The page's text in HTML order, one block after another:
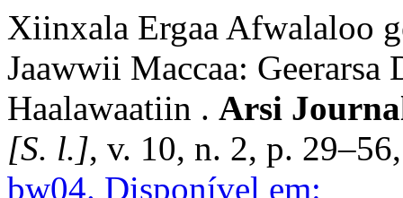
Xiinxala Ergaa Afwalaloo
Jaawwii Maccaa: Geerarsa
Haalawaatiin . Arsi
[S. l.], v. 10, n. 2, p.
bw04. Disponível em: